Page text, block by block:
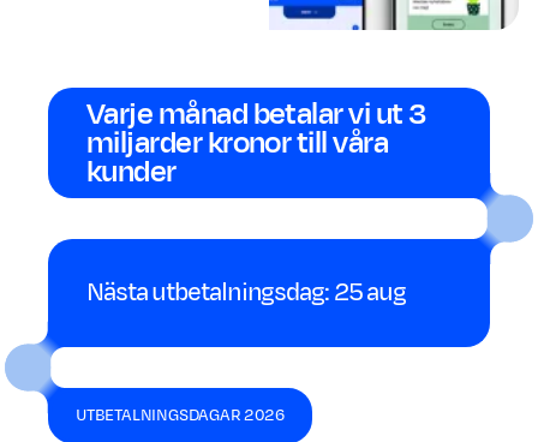
Varje månad betalar vi ut 3
miljarder kronor till våra
kunder
Nästa utbetalningsdag: 25 aug
UTBETALNINGSDAGAR 2026